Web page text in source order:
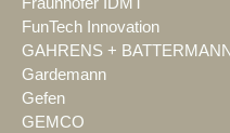
FunTech Innovation
GAHRENS + BATTERMANN
Gardemann
Gefen
GEMCO